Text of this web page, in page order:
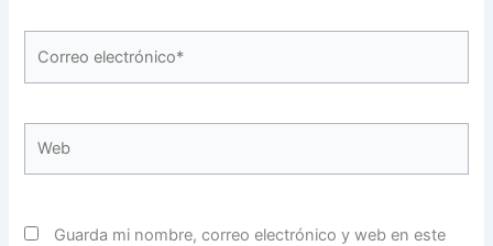
electrónico*
Guarda mi nombre, correo electrónico y web en este